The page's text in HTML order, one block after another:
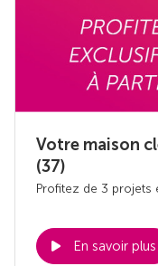
Votre maison
(37)
Profitez de 3
En savoir plus